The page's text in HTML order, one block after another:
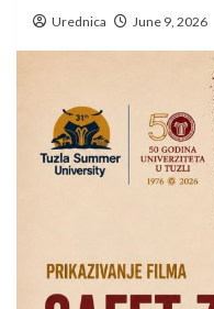
Urednica June 9, 2026